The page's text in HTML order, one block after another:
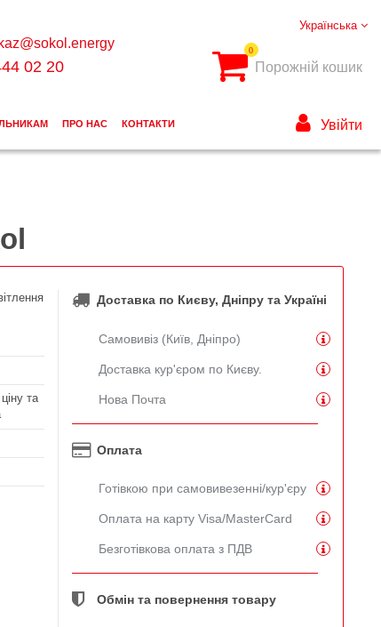
та
Доставка по Києву, Дніпру та Україні
Самовивіз (Київ, Дніпро)
Доставка кур'єром по Києву.
Нова Почта
Оплата
Готівкою при самовивезенні/кур'єру
Оплата на карту Visa/MasterCard
Безготівкова оплата з ПДВ
Обмін та повернення товару
Українська
02 20
0
Порожній кошик
ПРО НАС КОНТАКТИ Увійти